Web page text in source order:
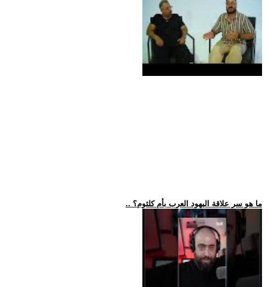
.. ما هو سر علاقة اليهود العرب بأم كلثوم؟